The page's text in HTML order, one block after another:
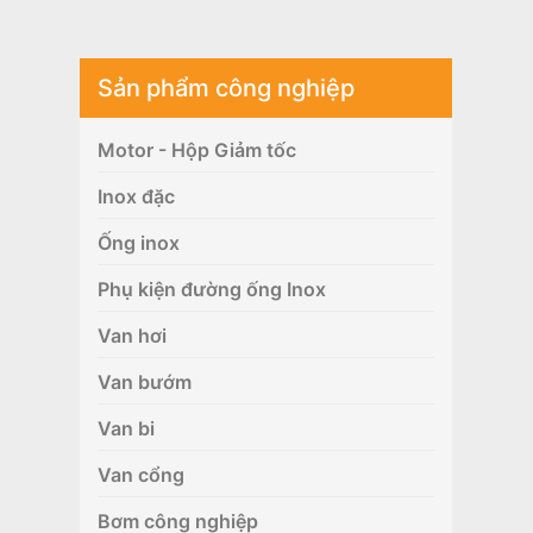
Sản phẩm công nghiệp
Motor - Hộp Giảm tốc
Inox đặc
Ống inox
Phụ kiện đường ống Inox
Van hơi
Van bướm
Van bi
Van cổng
Bơm công nghiệp